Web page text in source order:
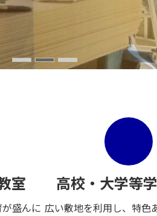
室
盛んに
高校・大学等
広い敷地を利用し、特色